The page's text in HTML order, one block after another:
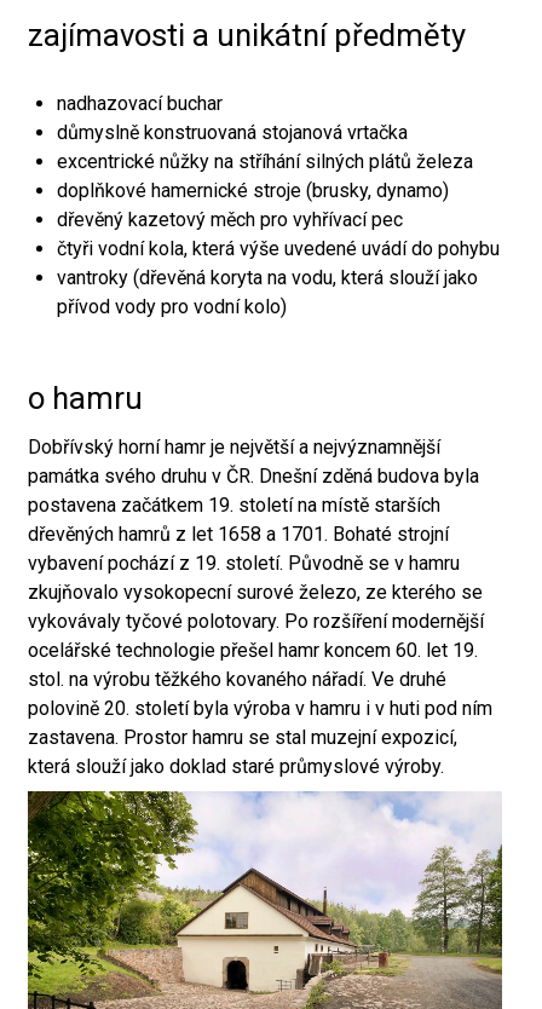
zajímavosti a unikátní předměty
nadhazovací buchar
důmyslně konstruovaná stojanová vrtačka
excentrické nůžky na stříhání silných plátů železa
doplňkové hamernické stroje (brusky, dynamo)
dřevěný kazetový měch pro vyhřívací pec
čtyři vodní kola, která výše uvedené uvádí do pohybu
vantroky (dřevěná koryta na vodu, která slouží jako
přívod vody pro vodní kolo)
o hamru
Dobřívský horní hamr je největší a nejvýznamnější
památka svého druhu v ČR. Dnešní zděná budova byla
postavena začátkem 19. století na místě starších
dřevěných hamrů z let 1658 a 1701. Bohaté strojní
vybavení pochází z 19. století. Původně se v hamru
zkujňovalo vysokopecní surové železo, ze kterého se
vykovávaly tyčové polotovary. Po rozšíření modernější
ocelářské technologie přešel hamr koncem 60. let 19.
stol. na výrobu těžkého kovaného nářadí. Ve druhé
polovině 20. století byla výroba v hamru i v huti pod ním
zastavena. Prostor hamru se stal muzejní expozicí,
která slouží jako doklad staré průmyslové výroby.